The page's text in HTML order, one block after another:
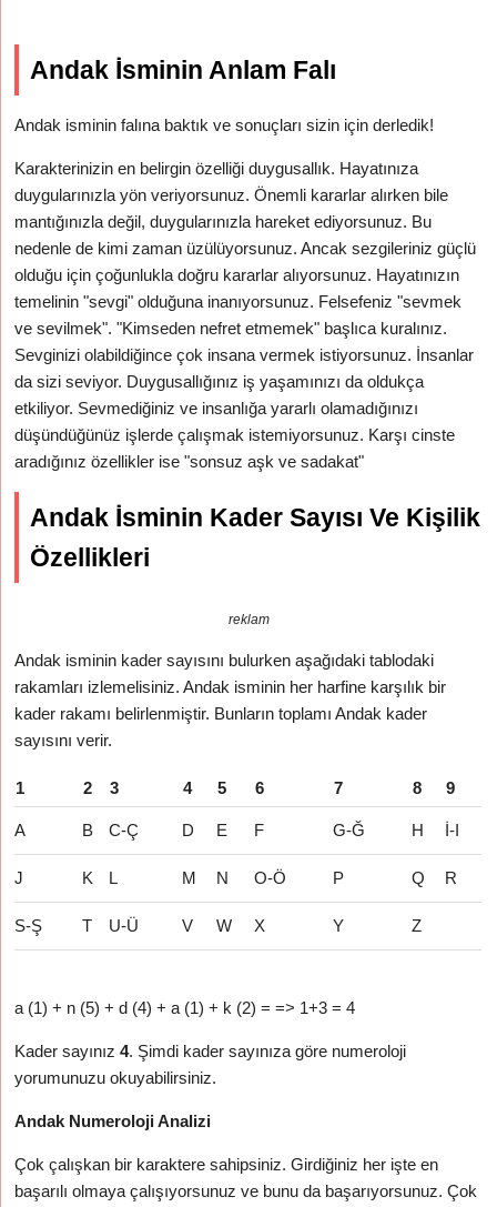
Andak İsminin Anlam Falı
Andak isminin falına baktık ve sonuçları sizin için derledik!
Karakterinizin en belirgin özelliği duygusallık. Hayatınıza
duygularınızla yön veriyorsunuz. Önemli kararlar alırken bile
mantığınızla değil, duygularınızla hareket ediyorsunuz. Bu
nedenle de kimi zaman üzülüyorsunuz. Ancak sezgileriniz güçlü
olduğu için çoğunlukla doğru kararlar alıyorsunuz. Hayatınızın
temelinin "sevgi" olduğuna inanıyorsunuz. Felsefeniz "sevmek
ve sevilmek". "Kimseden nefret etmemek" başlıca kuralınız.
Sevginizi olabildiğince çok insana vermek istiyorsunuz. İnsanlar
da sizi seviyor. Duygusallığınız iş yaşamınızı da oldukça
etkiliyor. Sevmediğiniz ve insanlığa yararlı olamadığınızı
düşündüğünüz işlerde çalışmak istemiyorsunuz. Karşı cinste
aradığınız özellikler ise "sonsuz aşk ve sadakat"
Andak İsminin Kader Sayısı Ve Kişilik
Özellikleri
reklam
Andak isminin kader sayısını bulurken aşağıdaki tablodaki
rakamları izlemelisiniz. Andak isminin her harfine karşılık bir
kader rakamı belirlenmiştir. Bunların toplamı Andak kader
sayısını verir.
1 2 3 4 5 6 7 8 9
A B C-Ç D E F G-Ğ H İ-I
J K L M N O-Ö P Q R
S-Ş T U-Ü V W X Y Z
a (1) + n (5) + d (4) + a (1) + k (2) = => 1+3 = 4
Kader sayınız4. Şimdi kader sayınıza göre numeroloji
yorumunuzu okuyabilirsiniz.
Andak Numeroloji Analizi
Çok çalışkan bir karaktere sahipsiniz. Girdiğiniz her işte en
başarılı olmaya çalışıyorsunuz ve bunu da başarıyorsunuz. Çok